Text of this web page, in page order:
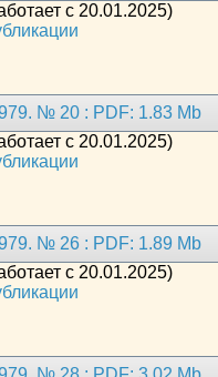
с 20.01.2025)
№ 20 : PDF: 1.83 Mb
с 20.01.2025)
№ 26 : PDF: 1.89 Mb
с 20.01.2025)